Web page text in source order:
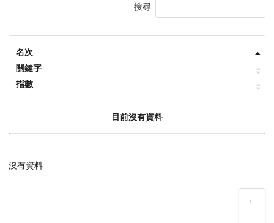
搜尋
名次
關鍵字
指數
目前沒有資料
沒有資料
‹